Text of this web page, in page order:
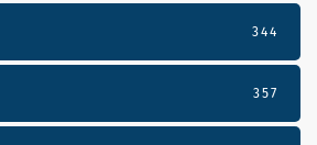
344
357